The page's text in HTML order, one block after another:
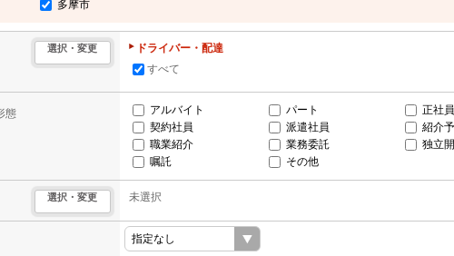
多摩市
選択・変更
ドライバー・配達
すべて
態 アルバイト パート
正社員
契約社員
派遣社員
紹介
職業紹介
業務委託
独立
嘱託
その他
選択・変更 未選択